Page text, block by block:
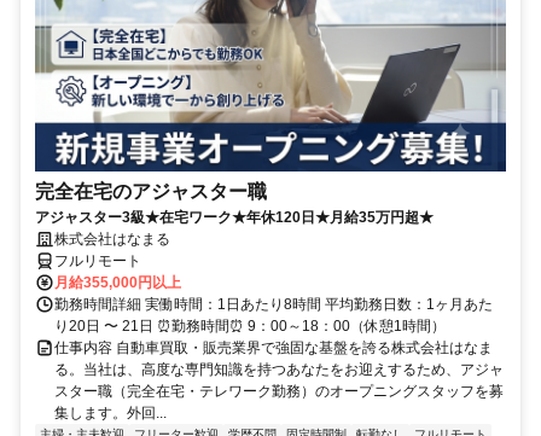
完全在宅のアジャスター職
アジャスター3級★在宅ワーク★年休120日★月給35万円超★
株式会社はなまる
フルリモート
月給355,000円以上
勤務時間詳細 実働時間：1日あたり8時間 平均勤務日数：1ヶ月あた
り20日 〜 21日 ⏰勤務時間⏰ 9：00～18：00（休憩1時間）
仕事内容 自動車買取・販売業界で強固な基盤を誇る株式会社はなま
る。当社は、高度な専門知識を持つあなたをお迎えするため、アジャ
スター職（完全在宅・テレワーク勤務）のオープニングスタッフを募
集します。外回...